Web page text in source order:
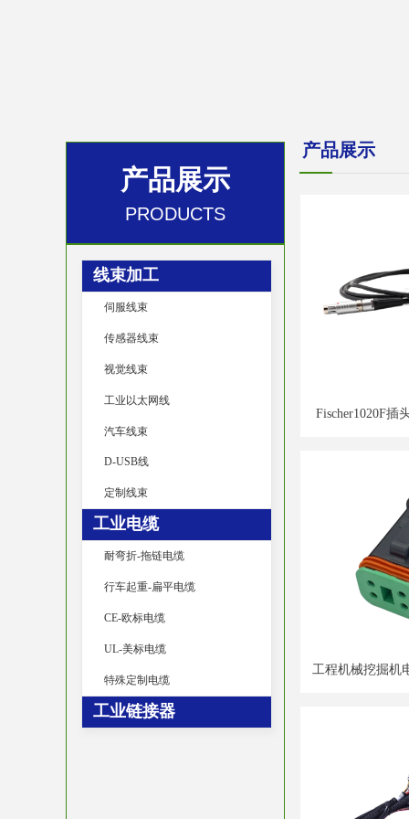
产品展示
PRODUCTS
线束加工
伺服线束
传感器线束
视觉线束
工业以太网线
汽车线束
D-USB线
定制线束
工业电缆
耐弯折-拖链电缆
行车起重-扁平电缆
CE-欧标电缆
UL-美标电缆
特殊定制电缆
工业链接器
产品展示
Fischer1020F插
工程机械挖掘机